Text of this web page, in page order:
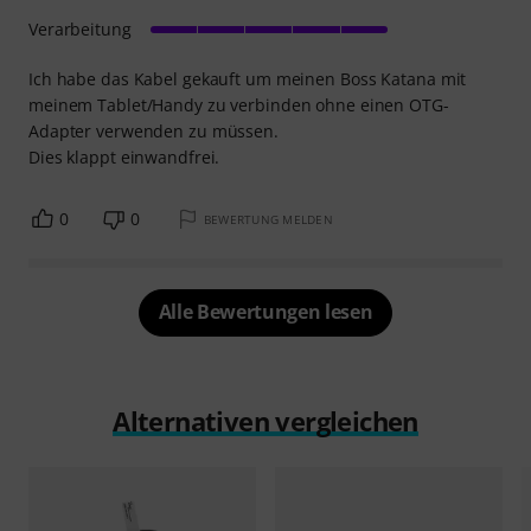
Ich habe das Kabel gekauft um meinen Boss Katana mit
meinem Tablet/Handy zu verbinden ohne einen OTG-
Adapter verwenden zu müssen.
Dies klappt einwandfrei.
Verarbeitung
0 0 BEWERTUNG MELDEN
Alle Bewertungen lesen
Alternativen vergleichen